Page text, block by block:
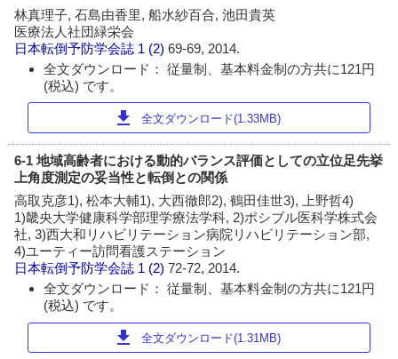
林真理子, 石島由香里, 船水紗百合, 池田貴英
医療法人社団緑栄会
日本転倒予防学会誌 1 (2)69-69, 2014.
全文ダウンロード： 従量制、基本料金制の方共に121円
(税込) です。
download 全文ダウンロード(1.33MB)
6-1 地域高齢者における動的バランス評価としての立位足先挙
上角度測定の妥当性と転倒との関係
高取克彦1), 松本大輔1), 大西徹郎2), 鶴田佳世3), 上野哲4)
1)畿央大学健康科学部理学療法学科, 2)ポシブル医科学株式会
社, 3)西大和リハビリテーション病院リハビリテーション部,
4)ユーティー訪問看護ステーション
日本転倒予防学会誌 1 (2)72-72, 2014.
全文ダウンロード： 従量制、基本料金制の方共に121円
(税込) です。
download 全文ダウンロード(1.31MB)